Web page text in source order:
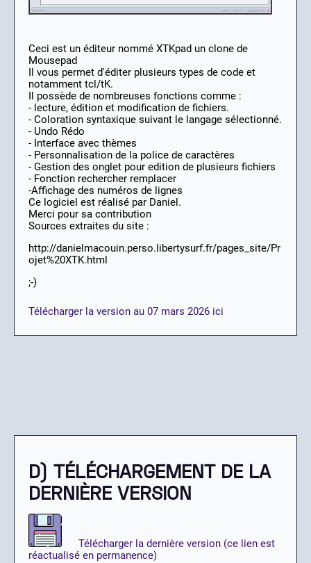
Ceci est un éditeur nommé XTKpad un clone de
Mousepad
Il vous permet d'éditer plusieurs types de code et
notamment tcl/tK.
Il possède de nombreuses fonctions comme :
- lecture, édition et modification de fichiers.
- Coloration syntaxique suivant le langage sélectionné.
- Undo Rédo
- Interface avec thèmes
- Personnalisation de la police de caractères
- Gestion des onglet pour edition de plusieurs fichiers
- Fonction rechercher remplacer
-Affichage des numéros de lignes
Ce logiciel est réalisé par Daniel.
Merci pour sa contribution
Sources extraites du site :
http://danielmacouin.perso.libertysurf.fr/pages_site/Pr
ojet%20XTK.html
;-)
Télécharger la version au 07 mars 2026 ici
D) TÉLÉCHARGEMENT DE LA
DERNIÈRE VERSION
Télécharger la dernière version (ce lien est
réactualisé en permanence)